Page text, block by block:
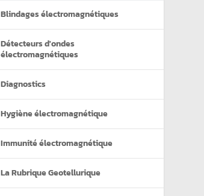
Blindages électromagnétiques
Détecteurs d'ondes
électromagnétiques
Diagnostics
Hygiène électromagnétique
Immunité électromagnétique
La Rubrique Geotellurique